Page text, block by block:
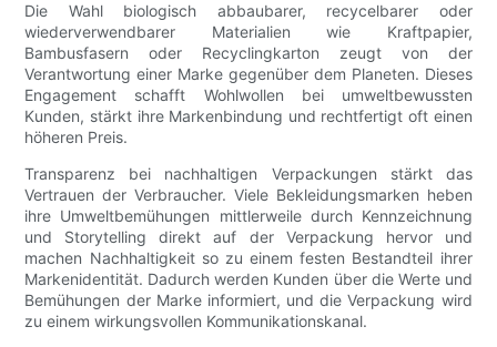
Die Wahl biologisch abbaubarer, recycelbarer oder
wiederverwendbarer Materialien wie Kraftpapier,
Bambusfasern oder Recyclingkarton zeugt von der
Verantwortung einer Marke gegenüber dem Planeten. Dieses
Engagement schafft Wohlwollen bei umweltbewussten
Kunden, stärkt ihre Markenbindung und rechtfertigt oft einen
höheren Preis.
Transparenz bei nachhaltigen Verpackungen stärkt das
Vertrauen der Verbraucher. Viele Bekleidungsmarken heben
ihre Umweltbemühungen mittlerweile durch Kennzeichnung
und Storytelling direkt auf der Verpackung hervor und
machen Nachhaltigkeit so zu einem festen Bestandteil ihrer
Markenidentität. Dadurch werden Kunden über die Werte und
Bemühungen der Marke informiert, und die Verpackung wird
zu einem wirkungsvollen Kommunikationskanal.